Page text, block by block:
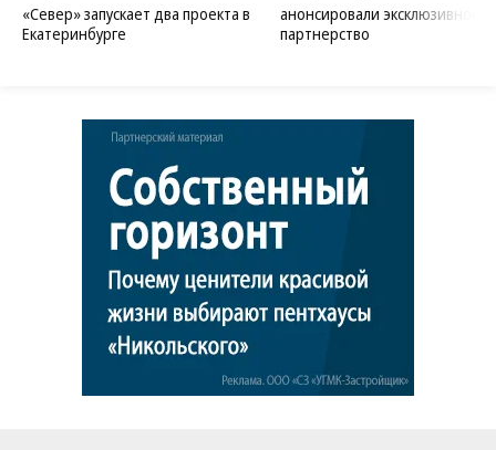
«Север» запускает два проекта в
Екатеринбурге
анонсировали эксклюзивное
партнерство